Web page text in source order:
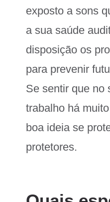
exposto a sons
a sua saúde
disposição os
para prevenir
Se sentir que no
trabalho há
boa ideia se
protetores.